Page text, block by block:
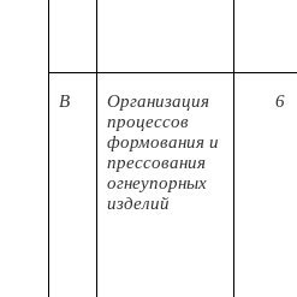
В
Организация
процессов
формования и
прессования
огнеупорных
изделий
6